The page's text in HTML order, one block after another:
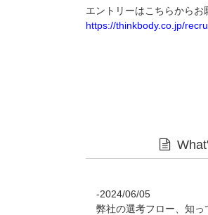
エントリーはこちらからお
https://thinkbody.co.jp/
-2024/06/05
弊社の選考フロー、知っ